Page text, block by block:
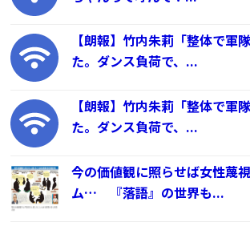
【朗報】竹内朱莉「整体で軍
た。ダンス負荷で、...
【朗報】竹内朱莉「整体で軍
た。ダンス負荷で、...
今の価値観に照らせば女性蔑
ム… 『落語』の世界も...